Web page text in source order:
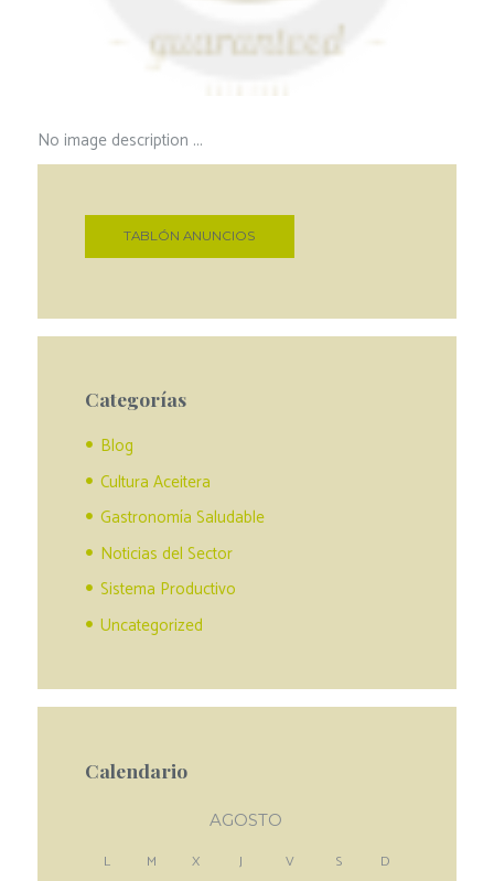
No image description ...
TABLÓN ANUNCIOS
Categorías
Blog
Cultura Aceitera
Gastronomía Saludable
Noticias del Sector
Sistema Productivo
Uncategorized
Calendario
AGOSTO
L M X J V S D